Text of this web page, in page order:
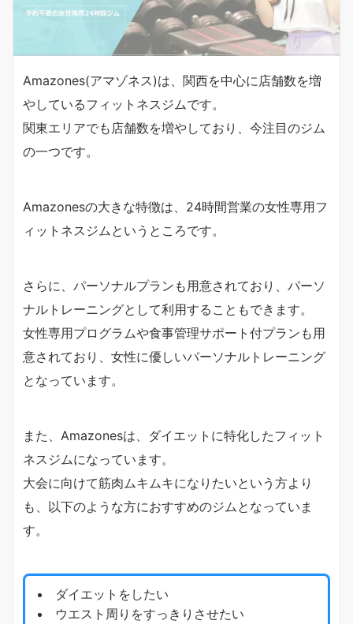
Amazones(アマゾネス)は、関西を中心に店舗数を増
やしているフィットネスジムです。
関東エリアでも店舗数を増やしており、今注目のジム
の一つです。
Amazonesの大きな特徴は、24時間営業の女性専用フ
ィットネスジムというところです。
さらに、パーソナルプランも用意されており、パーソ
ナルトレーニングとして利用することもできます。
女性専用プログラムや食事管理サポート付プランも用
意されており、女性に優しいパーソナルトレーニング
となっています。
また、Amazonesは、ダイエットに特化したフィット
ネスジムになっています。
大会に向けて筋肉ムキムキになりたいという方より
も、以下のような方におすすめのジムとなっていま
す。
ダイエットをしたい
ウエスト周りをすっきりさせたい